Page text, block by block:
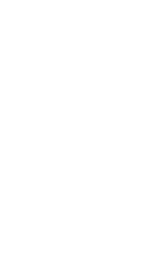
en equip
profesionales de la Facultat